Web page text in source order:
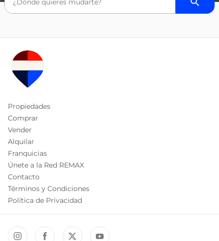
Propiedades
Comprar
Vender
Alquilar
Franquicias
Únete a la Red REMAX
Contacto
Términos y Condiciones
Política de Privacidad